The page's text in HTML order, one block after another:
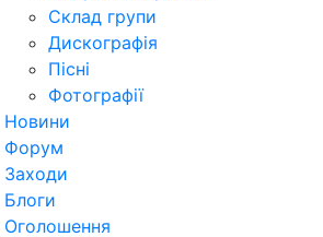
Склад групи
Дискографія
Пісні
Фотографії
Новини
Форум
Заходи
Блоги
Оголошення